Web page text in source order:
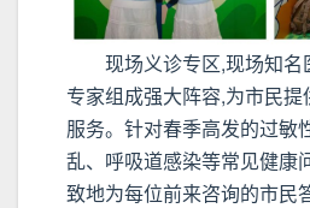
现场义诊专区,现场知
专家组成强大阵容,为市民
服务。针对春季高发的过敏
乱、呼吸道感染等常见健康
致地为每位前来咨询的市民